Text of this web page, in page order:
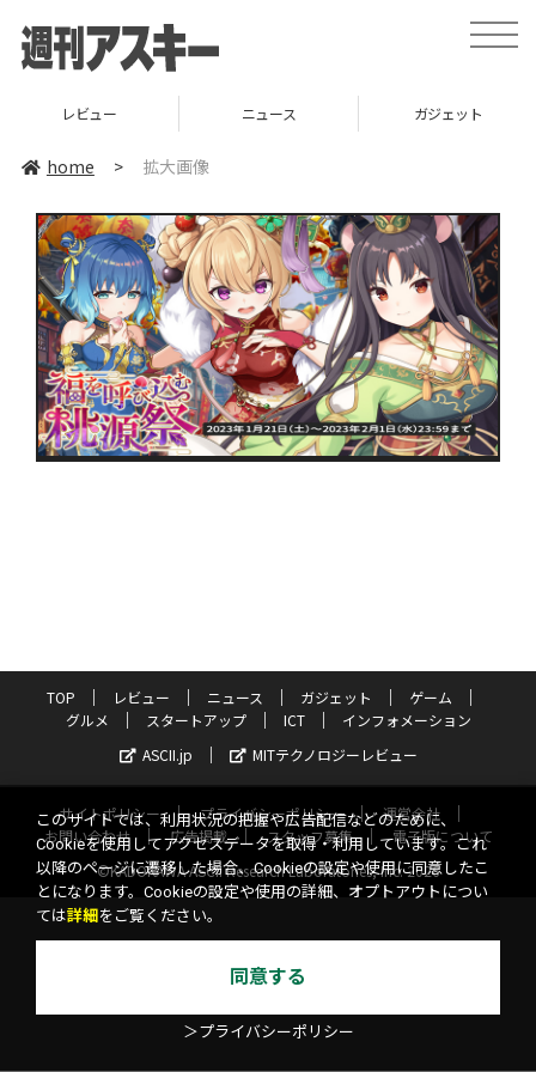
toggle
レビュー ニュース ガジェット
home > 拡大画像
TOP レビュー ニュース ガジェット
ゲーム
グルメ
スタートアップ ICT
インフォメーション
ASCII.jp
MITテクノロジーレビュー
サイトポリシー プライバシーポリシー
運営会社
お問い合わせ
広告掲載 スタッフ募集
電子版について
©KADOKAWA ASCII Research Laboratories, Inc. 2026
このサイトでは、利用状況の把握や広告配信などのために、
Cookieを使用してアクセスデータを取得・利用しています。これ
以降のページに遷移した場合、Cookieの設定や使用に同意したこ
とになります。Cookieの設定や使用の詳細、オプトアウトについ
ては詳細 をご覧ください。
同意する
＞プライバシーポリシー